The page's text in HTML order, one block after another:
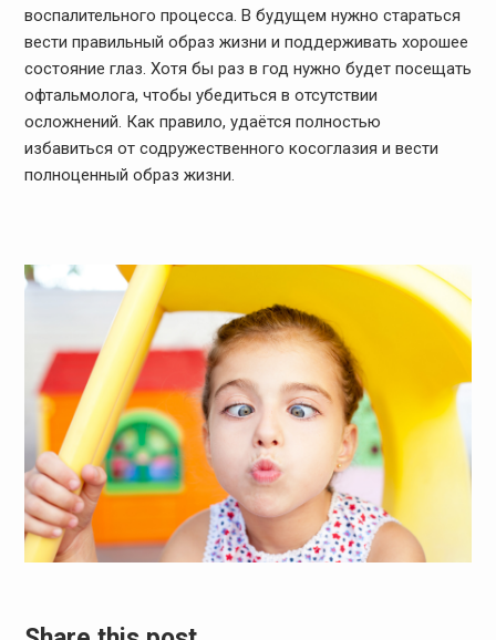
воспалительного процесса. В будущем нужно стараться
вести правильный образ жизни и поддерживать хорошее
состояние глаз. Хотя бы раз в год нужно будет посещать
офтальмолога, чтобы убедиться в отсутствии
осложнений. Как правило, удаётся полностью
избавиться от содружественного косоглазия и вести
полноценный образ жизни.